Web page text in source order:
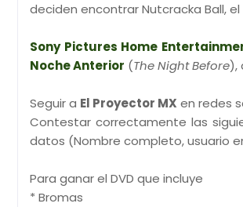
deciden encontrar Nutcracka Ball,
Sony Pictures Home
Noche Anterior (The Night Before),
Seguir a El Proyector MX en redes
Contestar correctamente las
datos (Nombre completo, usuario
Para ganar el DVD que incluye
* Bromas